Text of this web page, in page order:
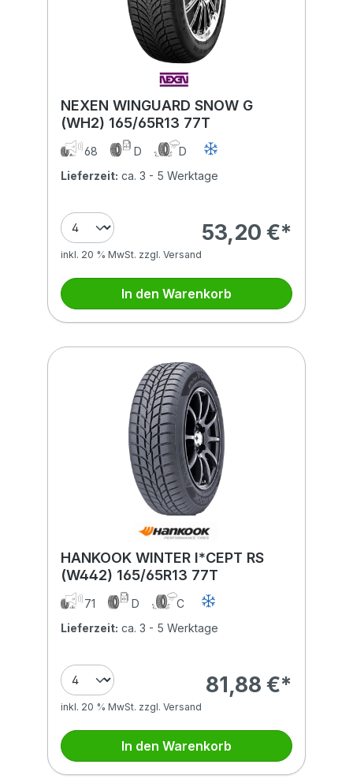
NEXEN WINGUARD SNOW G
(WH2) 165/65R13 77T
68 D
D
Lieferzeit: ca. 3 - 5 Werktage
53,20 €*
inkl. 20 % MwSt. zzgl. Versand
In den Warenkorb
HANKOOK WINTER I*CEPT RS
(W442) 165/65R13 77T
71 D
C
Lieferzeit: ca. 3 - 5 Werktage
81,88 €*
inkl. 20 % MwSt. zzgl. Versand
In den Warenkorb